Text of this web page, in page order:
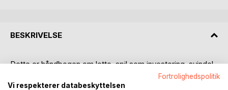
BESKRIVELSE
Dette er håndbogen om lotto, spil som investering, svindel,
sandsynligheder, systemer og dybsindig matematik...
Fortrolighedspolitik
Vi respekterer databeskyttelsen